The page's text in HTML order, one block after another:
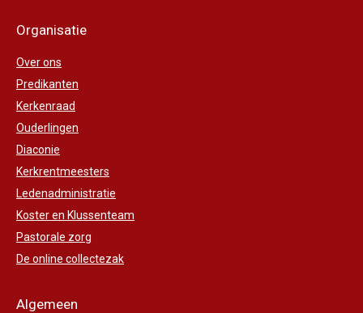
Organisatie
Over ons
Predikanten
Kerkenraad
Ouderlingen
Diaconie
Kerkrentmeesters
Ledenadministratie
Koster en Klussenteam
Pastorale zorg
De online collectezak
Algemeen